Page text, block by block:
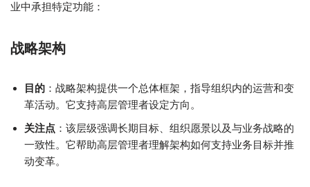
业中承担特定功能：
战略架构
目的 ：战略架构提供一个总体框架，指导组织内的运营和变
革活动。它支持高层管理者设定方向。
关注点 ：该层级强调长期目标、组织愿景以及与业务战略的
一致性。它帮助高层管理者理解架构如何支持业务目标并推
动变革。